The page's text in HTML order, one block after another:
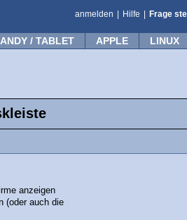
anmelden Hilfe Frage
/ TABLET APPLE LINUX
anzeigen
(oder auch die